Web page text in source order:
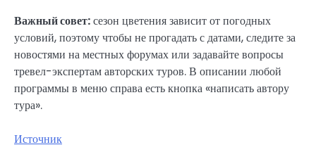
Важный совет:сезон цветения зависит от погодных
условий, поэтому чтобы не прогадать с датами, следите за
новостями на местных форумах или задавайте вопросы
тревел-экспертам авторских туров. В описании любой
программы в меню справа есть кнопка «написать автору
тура».
Источник